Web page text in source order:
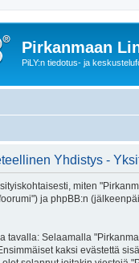
Pirkanmaan
PiLY:n tiedotus- ja
Yhdistys -
miten
ja phpBB:n
tavalla: Selaamalla
kaksi evästettä